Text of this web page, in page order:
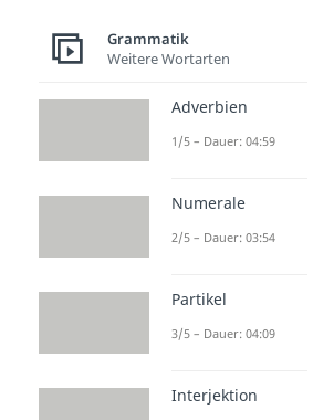
Grammatik
Weitere Wortarten
Adverbien
1/5 – Dauer: 04:59
Numerale
2/5 – Dauer: 03:54
Partikel
3/5 – Dauer: 04:09
Interjektion